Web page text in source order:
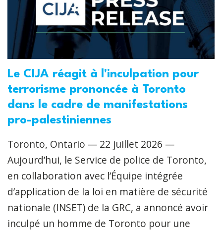
Le CIJA réagit à l'inculpation pour
terrorisme prononcée à Toronto
dans le cadre de manifestations
pro-palestiniennes
Toronto, Ontario — 22 juillet 2026 —
Aujourd’hui, le Service de police de Toronto,
en collaboration avec l’Équipe intégrée
d’application de la loi en matière de sécurité
nationale (INSET) de la GRC, a annoncé avoir
inculpé un homme de Toronto pour une